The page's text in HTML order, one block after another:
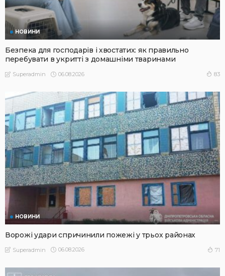
НОВИНИ
Безпека для господарів і хвостатих: як правильно
перебувати в укритті з домашніми тваринами
Superadmin 06.08.2026 83
НОВИНИ
Ворожі удари спричинили пожежі у трьох районах
Superadmin 06.08.2026 71